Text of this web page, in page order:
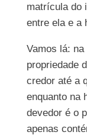
matrícula do
entre ela e a
Vamos lá:
propriedade
credor até a
enquanto na
devedor é o
apenas